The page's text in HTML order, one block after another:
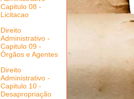
Capitulo 08 -
Licitacao
Direito
Administrativo -
Capitulo 09 -
Órgãos e Agentes
Direito
Administrativo -
Capitulo 10 -
Desapropriação